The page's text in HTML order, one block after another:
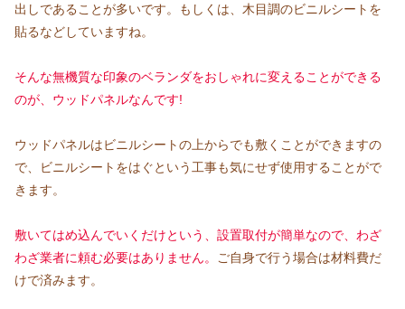
出しであることが多いです。もしくは、木目調のビニルシートを
貼るなどしていますね。
そんな無機質な印象のベランダをおしゃれに変えることができる
のが、ウッドパネルなんです!
ウッドパネルはビニルシートの上からでも敷くことができますの
で、ビニルシートをはぐという工事も気にせず使用することがで
きます。
敷いてはめ込んでいくだけという、設置取付が簡単なので、わざ
わざ業者に頼む必要はありません。
ご自身で行う場合は材料費だ
けで済みます。